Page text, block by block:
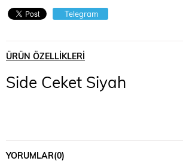
Telegram
ÜRÜN ÖZELLIKLERI
Side Ceket Siyah
YORUMLAR(0)